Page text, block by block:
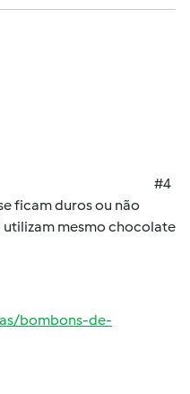
#4
ficam duros ou não
utilizam mesmo chocolate
bombons-de-